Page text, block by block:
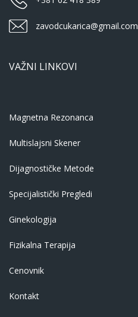
zavodcukarica@gmail.com
VAŽNI LINKOVI
Magnetna Rezonanca
Multislajsni Skener
Dijagnostičke Metode
Specijalistički Pregledi
Ginekologija
Fizikalna Terapija
Cenovnik
Kontakt